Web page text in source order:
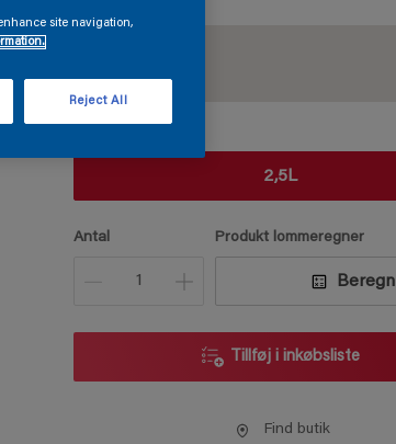
2,5L
Antal Produkt lommeregner
Beregn
Tillføj i inkøbsliste
Find butik
site navigation,
Reject All